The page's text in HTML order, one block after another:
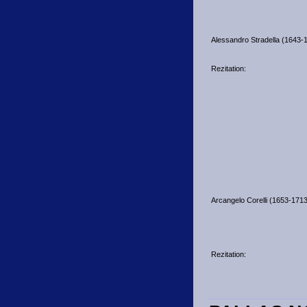
Alessandro Stradella (1643-
Rezitation:
Arcangelo Corelli (1653-
Rezitation: